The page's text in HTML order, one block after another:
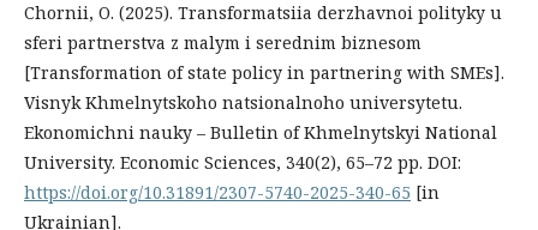
Chornii, O. (2025). Transformatsiia derzhavnoi polityky u
sferi partnerstva z malym i serednim biznesom
[Transformation of state policy in partnering with SMEs].
Visnyk Khmelnytskoho natsionalnoho universytetu.
Ekonomichni nauky – Bulletin of Khmelnytskyi National
University. Economic Sciences, 340(2), 65–72 pp. DOI:
https://doi.org/10.31891/2307-5740-2025-340-65 [in
Ukrainian].